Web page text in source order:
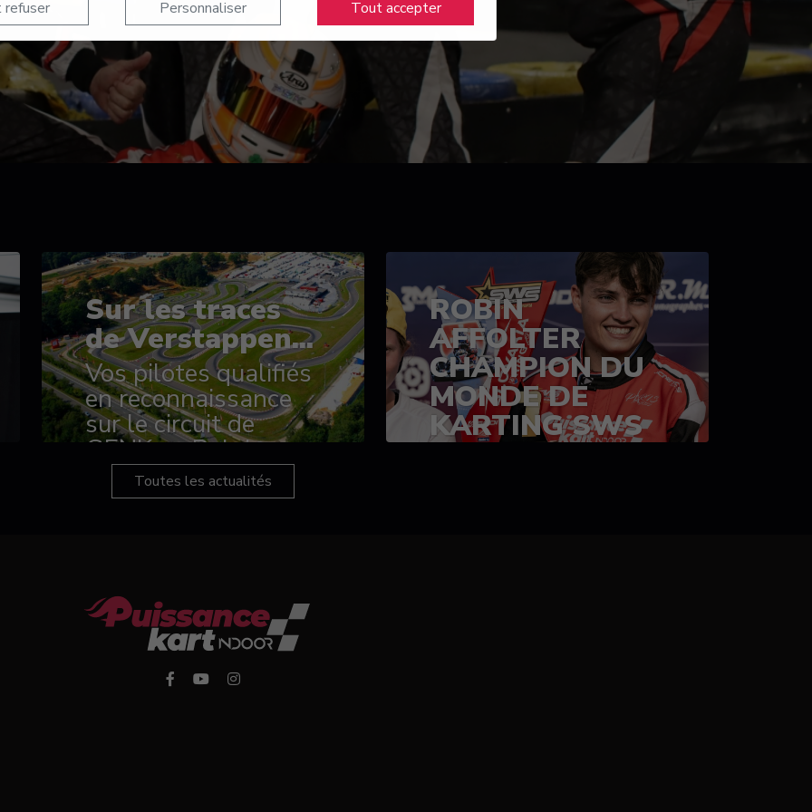
refuser Personnaliser Tout accepter
Sur les traces
de Verstappen...
Vos pilotes qualifiés
en reconnaissance
sur le circuit de
GENK en Belgique
ROBIN
AFFOLTER
CHAMPION DU
MONDE DE
KARTING SWS
Toutes les actualités